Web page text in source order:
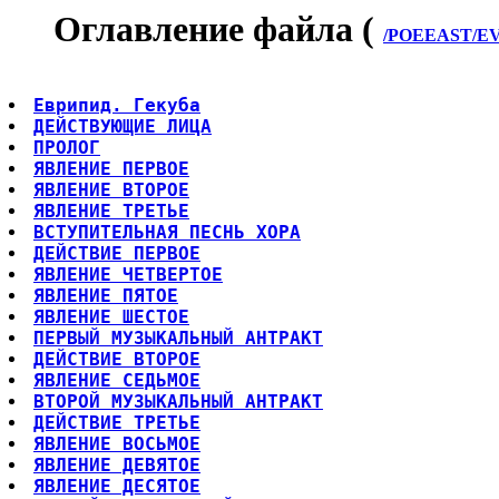
Оглавление файла ( /POEEAST/
Еврипид. Гекуба
ДЕЙСТВУЮЩИЕ ЛИЦА
ПРОЛОГ
ЯВЛЕНИЕ ПЕРВОЕ
ЯВЛЕНИЕ ВТОРОЕ
ЯВЛЕНИЕ ТРЕТЬЕ
ВСТУПИТЕЛЬНАЯ ПЕСНЬ ХОРА
ДЕЙСТВИЕ ПЕРВОЕ
ЯВЛЕНИЕ ЧЕТВЕРТОЕ
ЯВЛЕНИЕ ПЯТОЕ
ЯВЛЕНИЕ ШЕСТОЕ
ПЕРВЫЙ МУЗЫКАЛЬНЫЙ АНТРАКТ
ДЕЙСТВИЕ ВТОРОЕ
ЯВЛЕНИЕ СЕДЬМОЕ
ВТОРОЙ МУЗЫКАЛЬНЫЙ АНТРАКТ
ДЕЙСТВИЕ ТРЕТЬЕ
ЯВЛЕНИЕ ВОСЬМОЕ
ЯВЛЕНИЕ ДЕВЯТОЕ
ЯВЛЕНИЕ ДЕСЯТОЕ